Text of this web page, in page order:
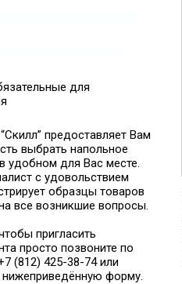
для
предоставляет Вам
выбрать напольное
удобном для Вас месте.
с удовольствием
образцы товаров
все возникшие вопросы.
пригласить
просто позвоните по
(812) 425-38-74 или
нижеприведённую форму.